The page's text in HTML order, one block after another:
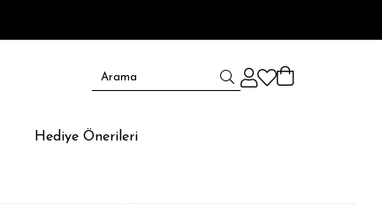
Hediye Önerileri